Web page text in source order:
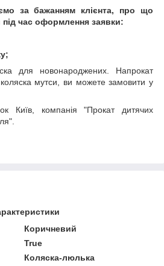
за бажанням клієнта, про що
під час оформлення заявки:
для новонароджених. Напрокат
коляска мутси, ви можете замовити у
Київ, компанія "Прокат дитячих
Коричневий
True
Коляска-люлька